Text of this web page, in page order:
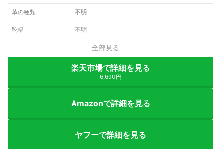
革の種類 不明
靴幅 不明
全部見る
楽天市場で詳細を見る
6,600円
Amazonで詳細を見る
ヤフーで詳細を見る